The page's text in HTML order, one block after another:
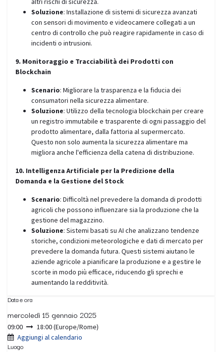
Soluzione: Installazione di sistemi di sicurezza avanzati
con sensori di movimento e videocamere collegati a un
centro di controllo che può reagire rapidamente in caso di
incidenti o intrusioni.
9. Monitoraggio e Tracciabilità dei Prodotti con
Blockchain
Scenario: Migliorare la trasparenza e la fiducia dei
consumatori nella sicurezza alimentare.
Soluzione: Utilizzo della tecnologia blockchain per creare
un registro immutabile e trasparente di ogni passaggio del
prodotto alimentare, dalla fattoria al supermercato.
Questo non solo aumenta la sicurezza alimentare ma
migliora anche l'efficienza della catena di distribuzione.
10. Intelligenza Artificiale per la Predizione della
Domanda e la Gestione del Stock
Scenario: Difficoltà nel prevedere la domanda di prodotti
agricoli che possono influenzare sia la produzione che la
gestione del magazzino.
Soluzione: Sistemi basati su AI che analizzano tendenze
storiche, condizioni meteorologiche e dati di mercato per
prevedere la domanda futura. Questi sistemi aiutano le
aziende agricole a pianificare la produzione e a gestire le
scorte in modo più efficace, riducendo gli sprechi e
aumentando la redditività.
Data e ora
mercoledì 15 gennaio 2025
09:00 18:00(Europe/Rome)
Aggiungi al calendario
Luogo